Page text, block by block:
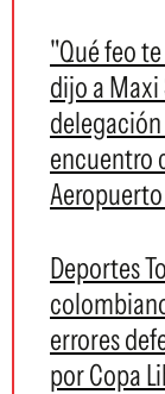
"Qué feo
dijo a
encuentro
Deportes
errores
por Copa